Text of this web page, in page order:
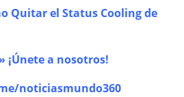
Quitar el Status Cooling de
¡Únete a nosotros!
noticiasmundo360